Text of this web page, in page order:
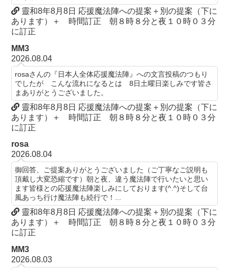
靈和8年8月8日 応援魔法陣への提案＋別の提案（下に
あります）＋ 時間訂正 朝８時８分と夜１０時０３分
に訂正
MM3
2026.08.04
rosaさんの『日本人全体応援魔法陣』への文言投稿のつもり
でしたが こんな流れになるとは 8日土曜日楽しみです皆さ
まありがとうございました。
靈和8年8月8日 応援魔法陣への提案＋別の提案（下に
あります）＋ 時間訂正 朝８時８分と夜１０時０３分
に訂正
rosa
2026.08.04
御回答、ご提案ありがとうございました（ご丁寧なご説明も
頂戴し大変恐縮です）朝と夜、違う魔法陣で行いたいと思い
ます皆様との応援魔法陣楽しみにしております(^.^)そして台
風あっち行け魔法陣も続行で！...
靈和8年8月8日 応援魔法陣への提案＋別の提案（下に
あります）＋ 時間訂正 朝８時８分と夜１０時０３分
に訂正
MM3
2026.08.03